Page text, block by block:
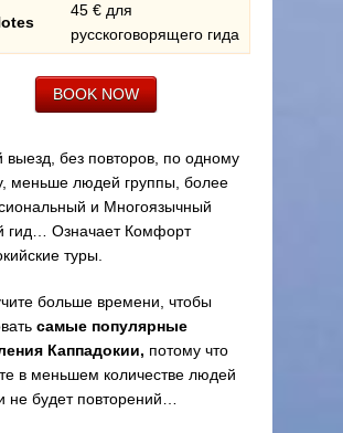
45 € для
русскоговорящего гида
BOOK NOW
выезд, без повторов, по одному
меньше людей группы, более
и Многоязычный
гид… Означает Комфорт
туры.
больше времени, чтобы
самые популярные
Каппадокии, потому что
в меньшем количестве людей
не будет повторений…